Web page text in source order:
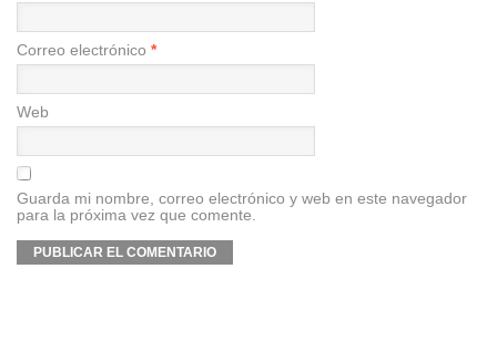
Correo electrónico *
Web
Guarda mi nombre, correo electrónico y web en este navegador
para la próxima vez que comente.